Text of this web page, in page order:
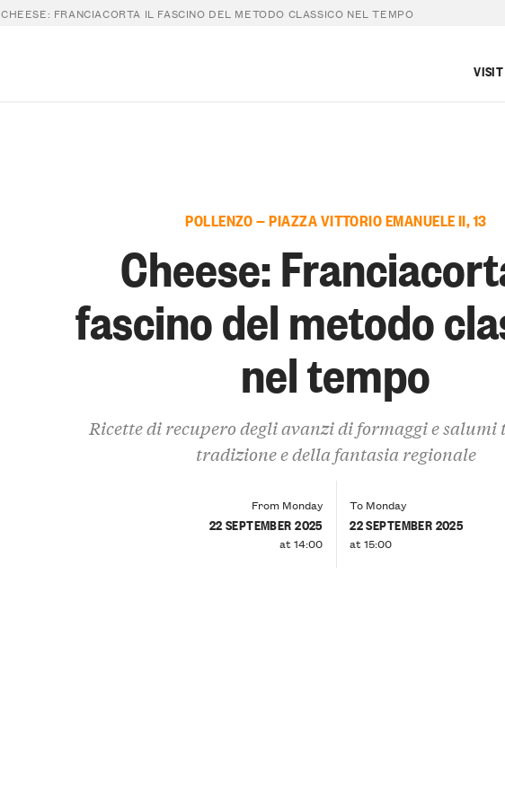
CHEESE: FRANCIACORTA IL FASCINO DEL METODO CLASSICO NEL TEMPO
POLLENZO — PIAZZA VITTORIO EMANUELE II, 13
Cheese:
fascino del metodo
nel tempo
Ricette di recupero degli avanzi di formaggi e
tradizione e della fantasia regionale
From Monday
22 SEPTEMBER 2025
at 14:00
To Monday
22 SEPTEMBER 2025
at 15:00